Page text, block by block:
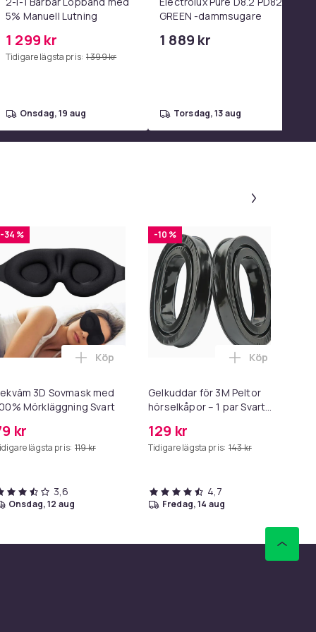
5% Manuell Lutning
1 299 kr
Tidigare lägsta pris: 1 399 kr
onsdag, 19 aug
GREEN -dammsugare
1 889 kr
torsdag, 13 aug
20W Strömadapter + Kabel i varukorgen
300 bilder limbundet i varukorgen
-34 %
3D Sovmask med
Mörkläggning Svart
kr
lägsta pris: 119 kr
Lägg till Bekväm 3D Sovmask med 100%
Köp
3,6
onsdag, 12 aug
-10 %
Gelkuddar för 3M Peltor
hörselkåpor – 1 par Svart
129 kr
Tidigare lägsta pris: 143 kr
Lägg till
Köp
4,7
fredag, 14 aug